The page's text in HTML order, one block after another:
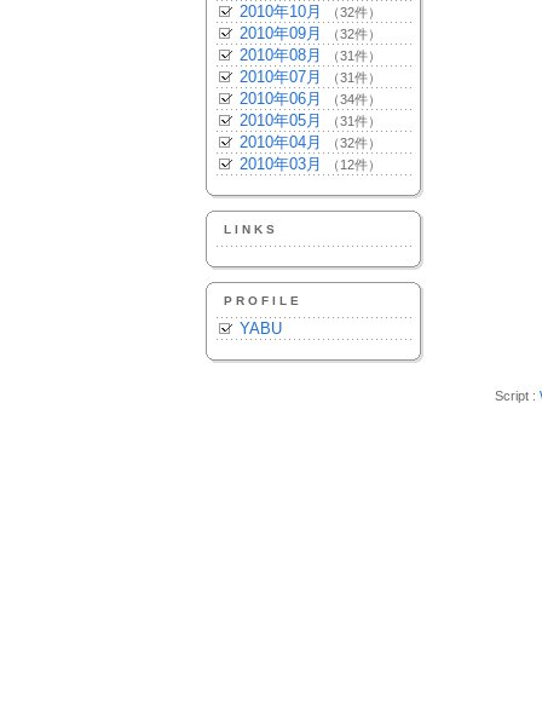
2010年10月 （32件）
2010年09月 （32件）
2010年08月 （31件）
2010年07月 （31件）
2010年06月 （34件）
2010年05月 （31件）
2010年04月 （32件）
2010年03月 （12件）
LINKS
PROFILE
YABU
Script :